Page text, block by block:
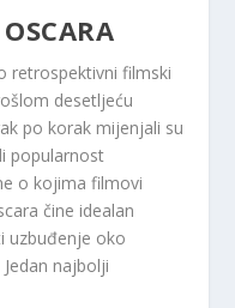
retrospektivni filmski
desetljeću
po korak mijenjali su
popularnost
o kojima filmovi
čine idealan
uzbuđenje oko
najbolji